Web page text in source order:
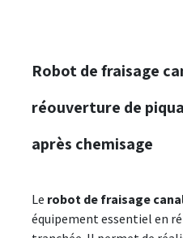
Robot de fraisage
réouverture de
après chemisage
Le robot de fraisage
équipement essentiel en